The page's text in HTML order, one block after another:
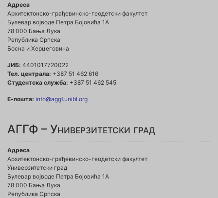
Адреса
Архитектонско-грађевинско-геодетски факултет
Булевар војводе Петра Бојовића 1A
78 000 Бања Лука
Република Српска
Босна и Херцеговина
ЈИБ: 4401017720022
Тел. централа: +387 51 462 616
Студентска служба: +387 51 462 545
Е-пошта: info@aggf.unibl.org
АГГФ – Универзитетски град
Адреса
Архитектонско-грађевинско-геодетски факултет
Универзитетски град
Булевар војводе Петра Бојовића 1A
78 000 Бања Лука
Република Српска